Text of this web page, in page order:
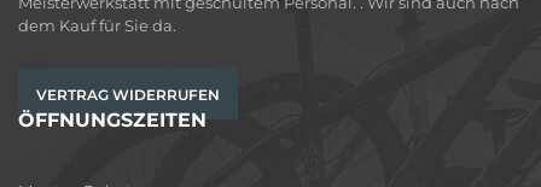
dem Kauf für Sie da.
VERTRAG WIDERRUFEN
ÖFFNUNGSZEITEN